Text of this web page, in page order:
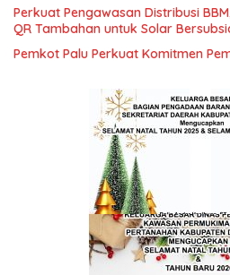
Perkuat Pengawasan Distribusi
QR Tambahan untuk Solar
Pemkot Palu Perkuat Komitmen